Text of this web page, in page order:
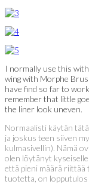
I normally use this
wing with Morphe
have find so far to
remember that little
the liner look uneven.
Normaalisti käytän
ja joskus teen siiven
kulmasivellin). Nämä
olen löytänyt
että pieni määrä riittää
tuotetta, on lopputulos